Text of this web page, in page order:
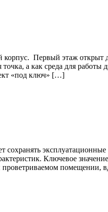
Первый этаж открыт
а как среда для работы
«под ключ» […]
эксплуатационные
Ключевое
помещении,